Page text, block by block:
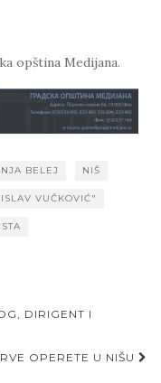
opština Medijana.
BELEJ NIŠ
VUČKOVIĆ"
DIRIGENT I
OPERETE U NIŠU